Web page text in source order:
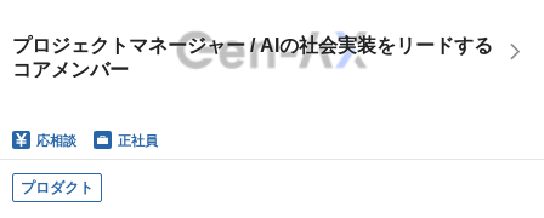
プロジェクトマネージャー / AIの社会実装をリードする
コアメンバー
応相談 正社員
プロダクト